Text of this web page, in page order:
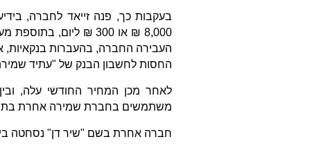
בעקבות כך, פנה זייאד לחברה,
העבירה החברה, בהעברות בנקאיות,
החסות לחשבון הבנק של "עתיד שמירה "
משתמשים בחברת שמירה אחרת בתור
חברה אחרת בשם "שיר דן" נסחטה בין החודשים